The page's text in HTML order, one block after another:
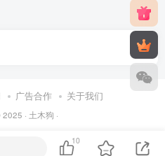
广告合作 关于我们
· 土木狗 ·
10